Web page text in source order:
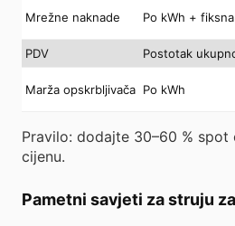
Mrežne naknade Po kWh + fiksna
PDV
Postotak
Marža opskrbljivača Po kWh
Pravilo: dodajte 30–60 % spot
cijenu.
Pametni savjeti za struju